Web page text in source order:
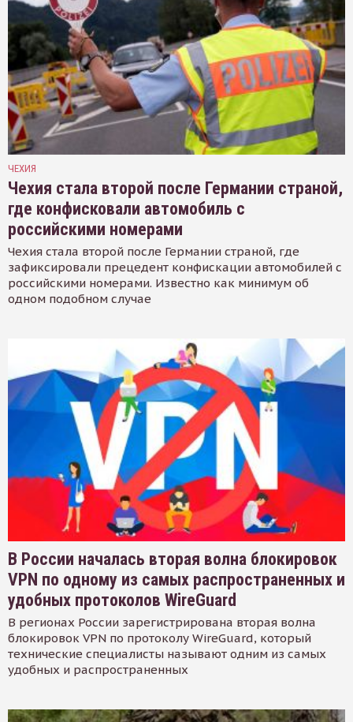
ЧЕХИЯ
Чехия стала второй после Германии страной,
где конфисковали автомобиль с
российскими номерами
Чехия стала второй после Германии страной, где
зафиксировали прецедент конфискации автомобилей с
российскими номерами. Известно как минимум об
одном подобном случае
В России началась вторая волна блокировок
VPN по одному из самых распространенных и
удобных протоколов WireGuard
В регионах России зарегистрирована вторая волна
блокировок VPN по протоколу WireGuard, который
технические специалисты называют одним из самых
удобных и распространенных